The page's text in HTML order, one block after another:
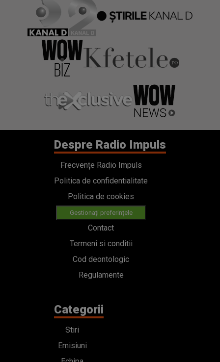
Despre Radio Impuls
Frecvențe Radio Impuls
Politica de confidentialitate
Politica de cookies
Gestionați preferințele
Contact
Termeni si conditii
Cod deontologic
Regulamente
Categorii
Stiri
Emisiuni